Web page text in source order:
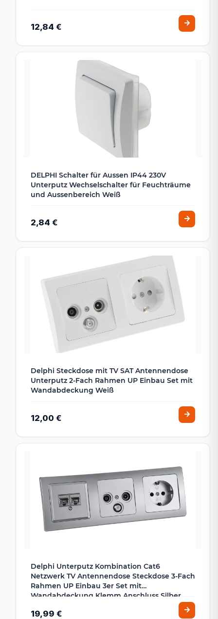
12,84 €
DELPHI Schalter für Aussen IP44 230V
Unterputz Wechselschalter für Feuchträume
und Aussenbereich Weiß
2,84 €
Delphi Steckdose mit TV SAT Antennendose
Unterputz 2-Fach Rahmen UP Einbau Set mit
Wandabdeckung Weiß
12,00 €
Delphi Unterputz Kombination Cat6
Netzwerk TV Antennendose Steckdose 3-Fach
Rahmen UP Einbau 3er Set mit
Wandabdeckung Klemm Anschluss Silber
19,99 €